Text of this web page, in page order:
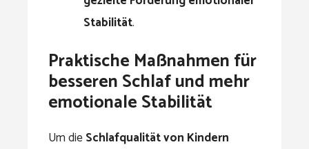
Stabilität.
Praktische Maßnahmen für
besseren Schlaf und mehr
emotionale Stabilität
Um dieSchlafqualität von Kindern